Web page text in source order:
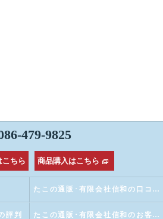
479-9825
こちら 商品購入はこちら
たこの通販･有限会社信和の口コミ情報
評判 たこの通販･有限会社信和のお客様の声